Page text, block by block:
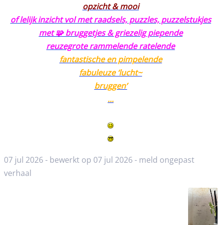
opzicht & mooi
of lelijk inzicht vol met raadsels, puzzles, puzzelstukjes
met 🧩 bruggetjes & griezelig piepende
reuzegrote rammelende ratelende
fantastische en pimpelende
fabuleuze ‘lucht~
bruggen’
…
07 jul 2026 - bewerkt op 07 jul 2026 - meld ongepast
verhaal